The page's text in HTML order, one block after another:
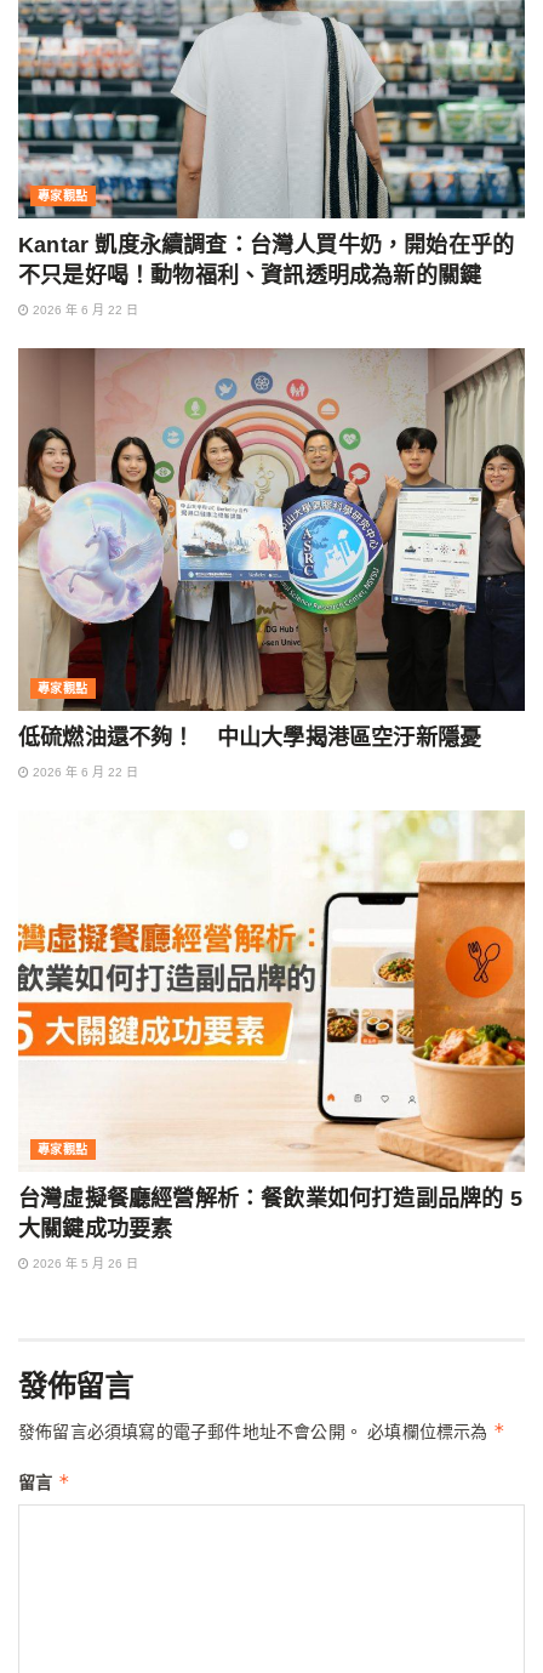
專家觀點
Kantar 凱度永續調查：台灣人買牛奶，開始在乎的
不只是好喝！動物福利、資訊透明成為新的關鍵
2026 年 6 月 22 日
專家觀點
低硫燃油還不夠！ 中山大學揭港區空汙新隱憂
2026 年 6 月 22 日
專家觀點
台灣虛擬餐廳經營解析：餐飲業如何打造副品牌的 5
大關鍵成功要素
2026 年 5 月 26 日
發佈留言
發佈留言必須填寫的電子郵件地址不會公開。 必填欄位標示為 *
留言 *